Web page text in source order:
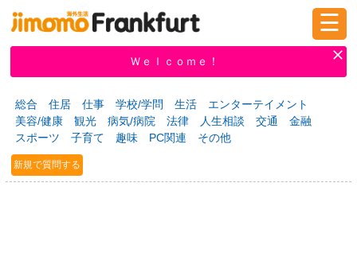
新規登録
掲示板 タウン情報 教えて！
ニュース イベント 求人
☰
Ｗｅｌｃｏｍｅ！
総合 住居 仕事 学校/学問 生活
エンターテイメント
美容/健康
観光 病気/病院 法律 人生相談 交通
金融
スポーツ
子育て 趣味 PC関連 その他
新規で質問する